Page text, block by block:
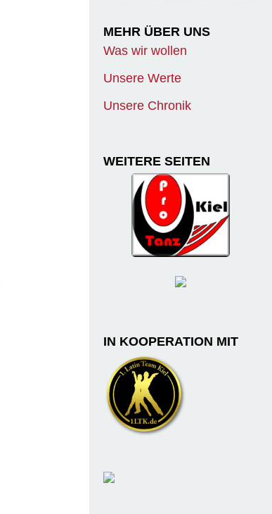
MEHR ÜBER UNS
Was wir wollen
Unsere Werte
Unsere Chronik
WEITERE SEITEN
IN KOOPERATION MIT